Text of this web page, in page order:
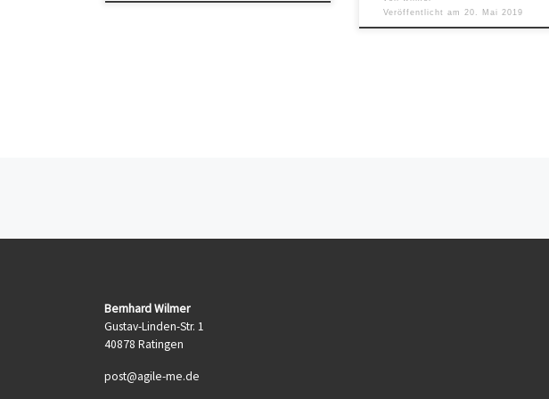
Veröffentlicht am20. Mai 2019
Bernhard Wilmer
Gustav-Linden-Str. 1
40878 Ratingen
post@agile-me.de